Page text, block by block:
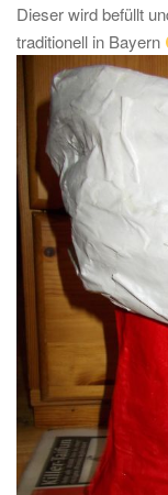
Dieser wird befüllt
traditionell in Bayern